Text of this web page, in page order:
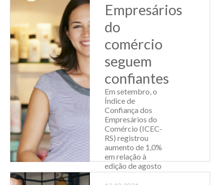
sucessivos
contatos com os
parlamentares, as
l...
Leia Mais
Empresários
do
comércio
seguem
confiantes
Em setembro, o
Índice de
Confiança dos
Empresários do
Comércio (ICEC-
RS) registrou
aumento de 1,0%
em relação à
edição de agosto
da pesquisa.